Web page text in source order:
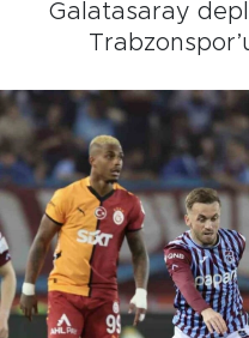
Galatasaray